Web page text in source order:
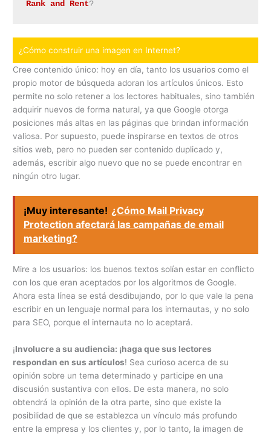
Rank and Rent?
¿Cómo construir una imagen en Internet?
Cree contenido único: hoy en día, tanto los usuarios como el
propio motor de búsqueda adoran los artículos únicos. Esto
permite no solo retener a los lectores habituales, sino también
adquirir nuevos de forma natural, ya que Google otorga
posiciones más altas en las páginas que brindan información
valiosa. Por supuesto, puede inspirarse en textos de otros
sitios web, pero no pueden ser contenido duplicado y,
además, escribir algo nuevo que no se puede encontrar en
ningún otro lugar.
¡Muy interesante! ¿Cómo Mail Privacy
Protection afectará las campañas de email
marketing?
Mire a los usuarios: los buenos textos solían estar en conflicto
con los que eran aceptados por los algoritmos de Google.
Ahora esta línea se está desdibujando, por lo que vale la pena
escribir en un lenguaje normal para los internautas, y no solo
para SEO, porque el internauta no lo aceptará.
¡Involucre a su audiencia: ¡haga que sus lectores
respondan en sus artículos! Sea curioso acerca de su
opinión sobre un tema determinado y participe en una
discusión sustantiva con ellos. De esta manera, no solo
obtendrá la opinión de la otra parte, sino que existe la
posibilidad de que se establezca un vínculo más profundo
entre la empresa y los clientes y, por lo tanto, la imagen de